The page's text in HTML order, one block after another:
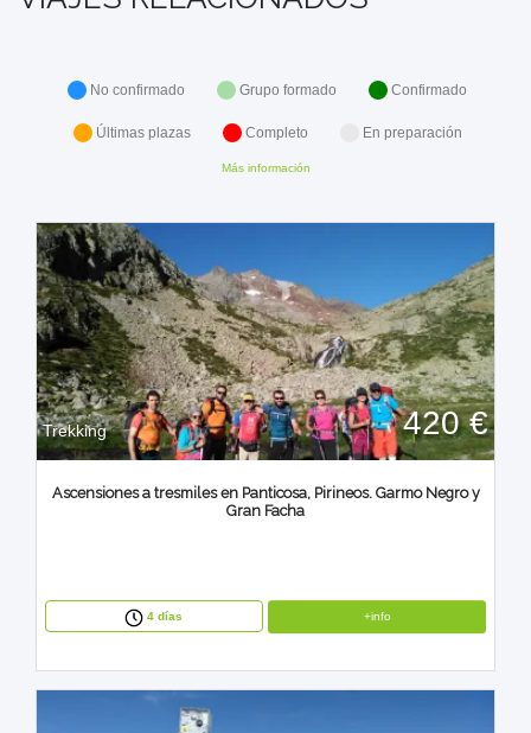
No confirmado Grupo formado Confirmado
Últimas plazas Completo En preparación
Más información
Trekking 420 €
Ascensiones a tresmiles en Panticosa, Pirineos. Garmo Negro y
Gran Facha
4 días +info